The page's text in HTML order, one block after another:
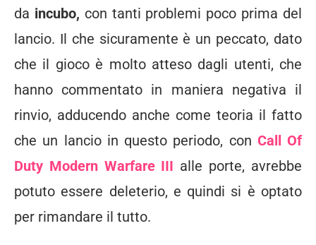
da incubo, con tanti problemi poco prima del
lancio. Il che sicuramente è un peccato, dato
che il gioco è molto atteso dagli utenti, che
hanno commentato in maniera negativa il
rinvio, adducendo anche come teoria il fatto
che un lancio in questo periodo, con Call Of
Duty Modern Warfare III alle porte, avrebbe
potuto essere deleterio, e quindi si è optato
per rimandare il tutto.